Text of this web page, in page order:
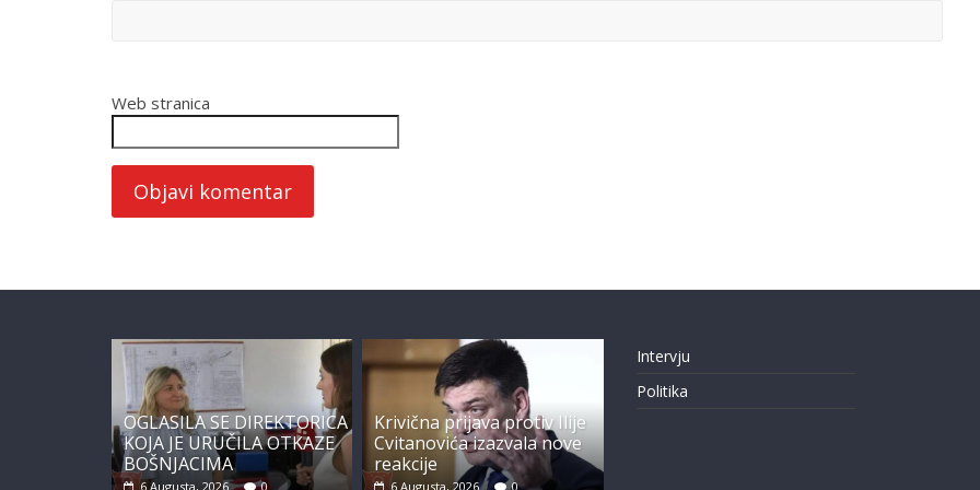
Web stranica
OGLASILA SE DIREKTORICA
KOJA JE URUČILA OTKAZE
BOŠNJACIMA
6 Augusta, 2026 0
Krivična prijava protiv Ilije
Cvitanovića izazvala nove
reakcije
6 Augusta, 2026 0
Intervju
Politika